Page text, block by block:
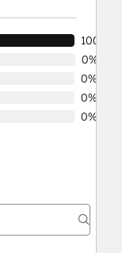
100%
0%
0%
0%
0%